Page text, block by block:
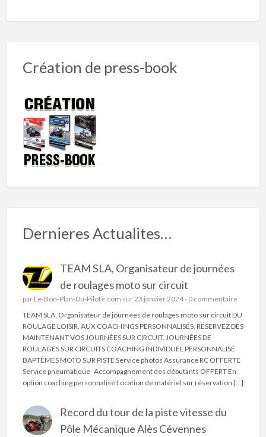
Création de press-book
Dernieres Actualites…
TEAM SLA, Organisateur de journées
de roulages moto sur circuit
par Le-Bon-Plan-Du-Pilote.com sur 23 janvier 2024 - 0 commentaire
TEAM SLA, Organisateur de journées de roulages moto sur circuit DU
ROULAGE LOISIR, AUX COACHINGS PERSONNALISÉS, RÉSERVEZ DÈS
MAINTENANT VOS JOURNÉES SUR CIRCUIT. JOURNÉES DE
ROULAGES SUR CIRCUITS COACHING INDIVIDUEL PERSONNALISÉ
BAPTÊMES MOTO SUR PISTE Service photos Assurance RC OFFERTE
Service pneumatique Accompagnement des débutants OFFERT En
option coaching personnalisé Location de matériel sur réservation […]
Record du tour de la piste vitesse du
Pôle Mécanique Alès Cévennes